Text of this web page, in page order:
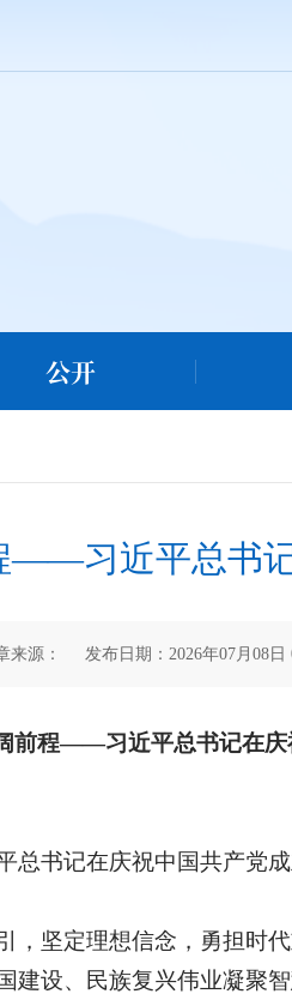
公开
——习近平总书
来源： 发布日期：2026年07月08日
前程——习近平总书记在
总书记在庆祝中国共产党
，坚定理想信念，勇担时
设、民族复兴伟业凝聚智